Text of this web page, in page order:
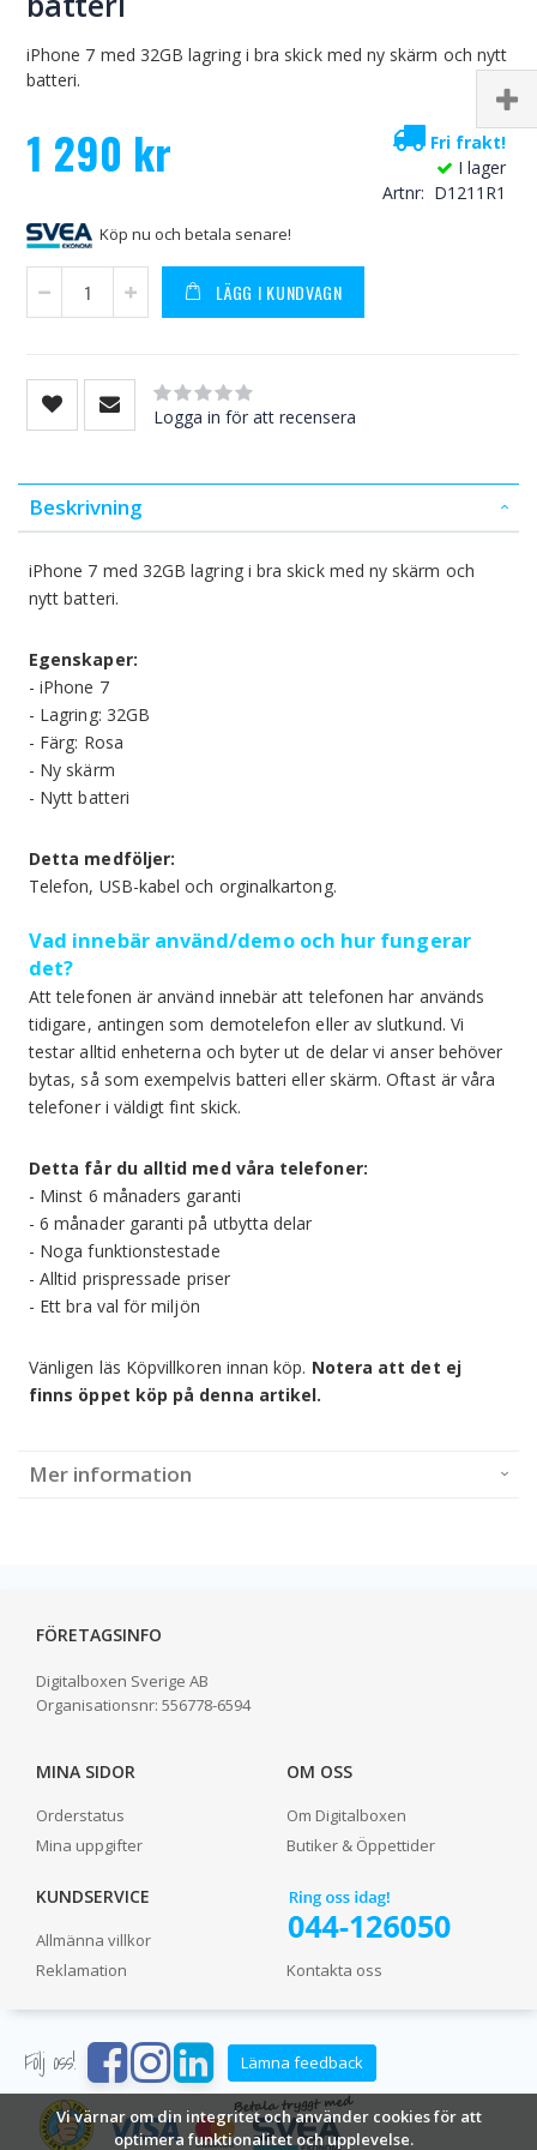
Vi värnar om din integritet och använder cookies för att
optimera funktionalitet och upplevelse.
iPhone 7 med 32GB lagring i bra skick med ny skärm och nytt
batteri.
1 290 kr
Fri frakt!
I lager
Artnr
D1211R1
Köp nu och betala senare!
LÄGG I KUNDVAGN
Rating:
0% of100
Logga in för att recensera
Beskrivning
iPhone 7 med 32GB lagring i bra skick med ny skärm och
nytt batteri.
Egenskaper:
- iPhone 7
- Lagring: 32GB
- Färg: Rosa
- Ny skärm
- Nytt batteri
Detta medföljer:
Telefon, USB-kabel och orginalkartong.
Vad innebär använd/demo och hur fungerar
det?
Att telefonen är använd innebär att telefonen har används
tidigare, antingen som demotelefon eller av slutkund. Vi
testar alltid enheterna och byter ut de delar vi anser behöver
bytas, så som exempelvis batteri eller skärm. Oftast är våra
telefoner i väldigt fint skick.
Detta får du alltid med våra telefoner:
- Minst 6 månaders garanti
- 6 månader garanti på utbytta delar
- Noga funktionstestade
- Alltid prispressade priser
- Ett bra val för miljön
Vänligen läs Köpvillkoren innan köp. Notera att det ej
finns öppet köp på denna artikel.
Mer information
FÖRETAGSINFO
Digitalboxen Sverige AB
Organisationsnr: 556778-6594
MINA SIDOR
Orderstatus
Mina uppgifter
OM OSS
Om Digitalboxen
Butiker & Öppettider
KUNDSERVICE
Allmänna villkor
Reklamation
Kontakta oss
Följ oss! Lämna feedback